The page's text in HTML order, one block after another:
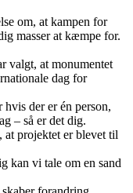
om, at kampen for
masser at kæmpe for.
valgt, at monumentet
dag for
der er én person,
– så er det dig.
at projektet er blevet til
kan vi tale om en sand